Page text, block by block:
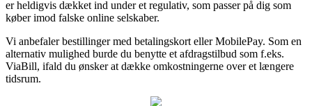
er heldigvis dækket ind under et regulativ, som passer på dig som
køber imod falske online selskaber.
Vi anbefaler bestillinger med betalingskort eller MobilePay. Som en
alternativ mulighed burde du benytte et afdragstilbud som f.eks.
ViaBill, ifald du ønsker at dække omkostningerne over et længere
tidsrum.